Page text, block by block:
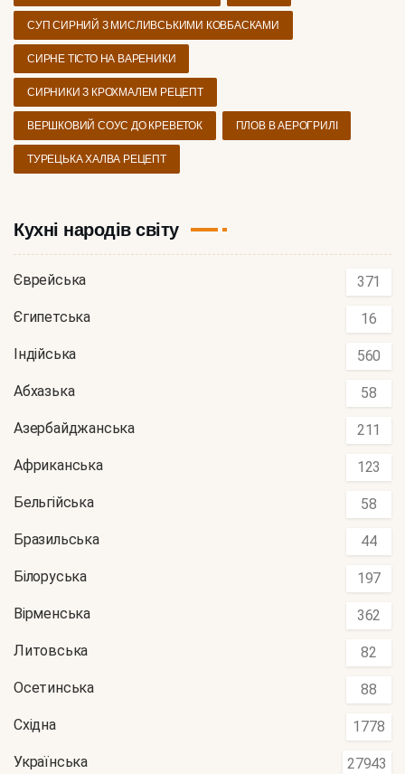
СУП СИРНИЙ З МИСЛИВСЬКИМИ КОВБАСКАМИ
СИРНЕ ТІСТО НА ВАРЕНИКИ
СИРНИКИ З КРОХМАЛЕМ РЕЦЕПТ
ВЕРШКОВИЙ СОУС ДО КРЕВЕТОК ПЛОВ В АЕРОГРИЛІ
ТУРЕЦЬКА ХАЛВА РЕЦЕПТ
Кухні народів світу
Єврейська 371
Єгипетська 16
Індійська 560
Абхазька 58
Азербайджанська 211
Африканська 123
Бельгійська 58
Бразильська 44
Білоруська 197
Вірменська 362
Литовська 82
Осетинська 88
Східна 1778
Українська 27943